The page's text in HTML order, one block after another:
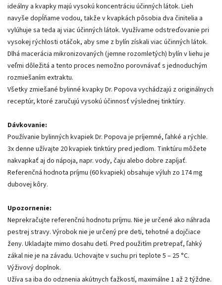
ideálny a kvapky majú vysokú koncentráciu účinných látok. Lieh
navyše dopĺňame vodou, takže v kvapkách pôsobia dva činitelia a
vylúhuje sa teda aj viac účinných látok. Využívame odstreďovanie pri
vysokej rýchlosti otáčok, aby sme z bylín získali viac účinných látok.
Dlhá macerácia mikronizovaných (jemne rozomletých) bylín v liehu je
veľmi dôležitá a tento proces nemožno porovnávať s jednoduchým
rozmiešaním extraktu.
Všetky zmiešané bylinné kvapky Dr. Popova vychádzajú z originálnych
receptúr, ktoré zaručujú vysokú účinnosť výslednej tinktúry.
Dávkovanie:
Používanie bylinných kvapiek Dr. Popova je príjemné, ľahké a rýchle.
3x denne užívajte 20 kvapiek tinktúry pred jedlom. Tinktúru môžete
nakvapkať aj do nápoja, napr. vody, čaju alebo dobre zapíjať.
Referenčná hodnota príjmu (60 kvapiek) obsahuje výluh zo 174 mg
dubovej kôry.
Upozornenie:
Neprekračujte referenčnú hodnotu príjmu. Nie je určené ako náhrada
pestrej stravy. Výrobok nie je určený pre deti, tehotné a dojčiace
ženy. Ukladajte mimo dosahu detí. Pred použitím pretrepať, ľahký
zákal nie je na závadu. Uchovajte v suchu pri teplote 5 – 25 °C.
Výživový doplnok.
Užíva sa iba do odznenia akútnych ťažkostí, maximálne 1 až 2 týždne.